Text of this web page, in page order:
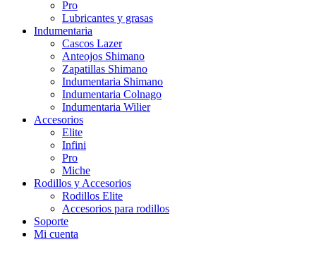
Pro
Lubricantes y grasas
Indumentaria
Cascos Lazer
Anteojos Shimano
Zapatillas Shimano
Indumentaria Shimano
Indumentaria Colnago
Indumentaria Wilier
Accesorios
Elite
Infini
Pro
Miche
Rodillos y Accesorios
Rodillos Elite
Accesorios para rodillos
Soporte
Mi cuenta